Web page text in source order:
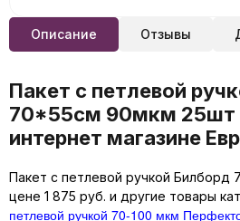
Описание Отзывы
Пакет с петлевой
70*55см 90мкм 25шт
интернет магазине
Пакет с петлевой ручкой Билборд
цене 1 875 руб. и другие товары
петлевой ручкой 70-100 мкм